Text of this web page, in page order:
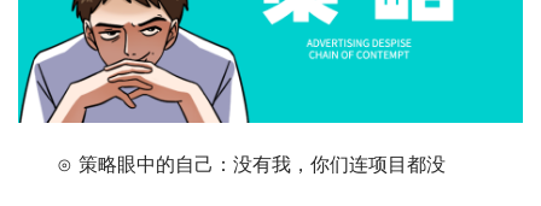
⊙ 策略眼中的自己：没有我，你们连项目都没